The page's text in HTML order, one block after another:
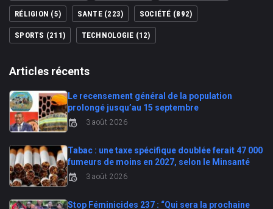
RÉLIGION (5) SANTE(223) SOCIÉTÉ (892)
SPORTS (211) TECHNOLOGIE (12)
Articles récents
Le recensement général de la population
prolongé jusqu’au 15 septembre
3 août 2026
Tabac : une taxe spécifique doublée ferait 47 000
fumeurs de moins en 2027, selon le Minsanté
3 août 2026
Stop Féminicides 237 : “Qui sera la prochaine